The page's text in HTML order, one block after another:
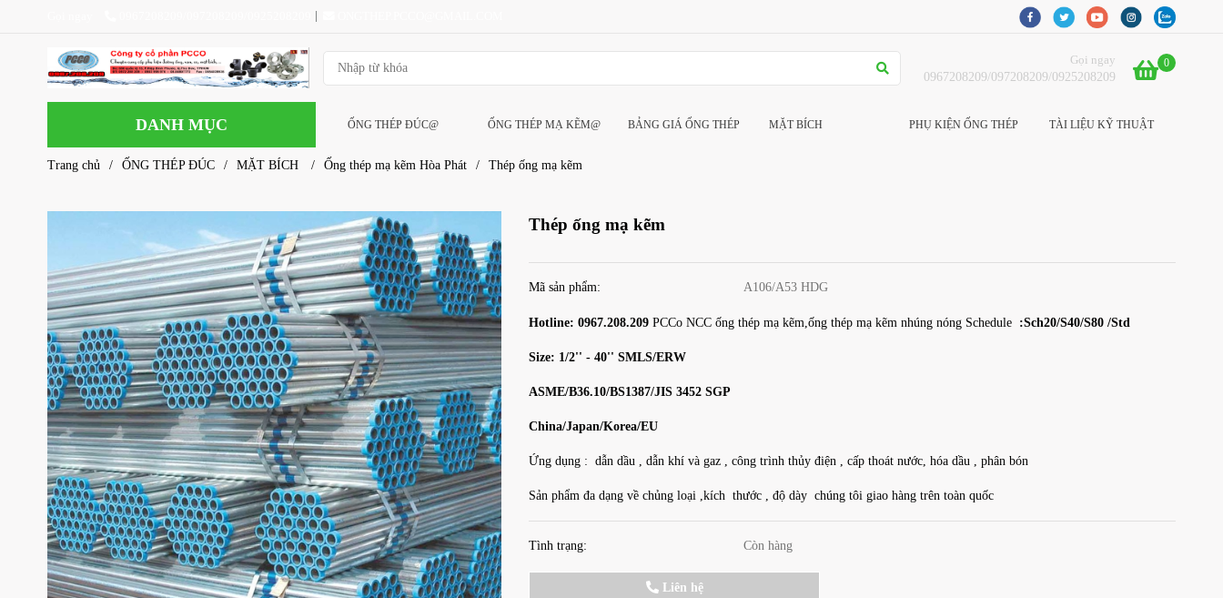
Gọi ngay
0967208209/097208209/0925208209
0
DANH MỤC ỐNG THÉP ĐÚC@ ỐNG THÉP MẠ KẼM@ BẢNG GIÁ ỐNG THÉP MẶT BÍCH PHỤ KIỆN ỐNG THÉP TÀI LIỆU KỸ THUẬT
Trang chủ / ỐNG THÉP ĐÚC / MẶT BÍCH / Ống thép mạ kẽm Hòa Phát / Thép ống mạ kẽm
Thép ống mạ kẽm
Mã sản phẩm: A106/A53 HDG
Hotline: 0967.208.209 PCCo NCC ống thép mạ kẽm,ống thép mạ kẽm nhúng nóng Schedule :Sch20/S40/S80 /Std
Size: 1/2'' - 40''SMLS/ERW
ASME/B36.10/BS1387/JIS 3452 SGP
China/Japan/Korea/EU
Ứng dụng : dẫn dầu , dẫn khí và gaz , công trình thủy điện , cấp thoát nước, hóa dầu , phân bón
Sản phẩm đa dạng về chủng loại ,kích thước , độ dày chúng tôi giao hàng trên toàn quốc
Tình trạng: Còn hàng
Liên hệ